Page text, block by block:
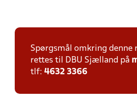
Spørgsmål omkring denne
rettes til DBU Sjælland på
tlf: 4632 3366